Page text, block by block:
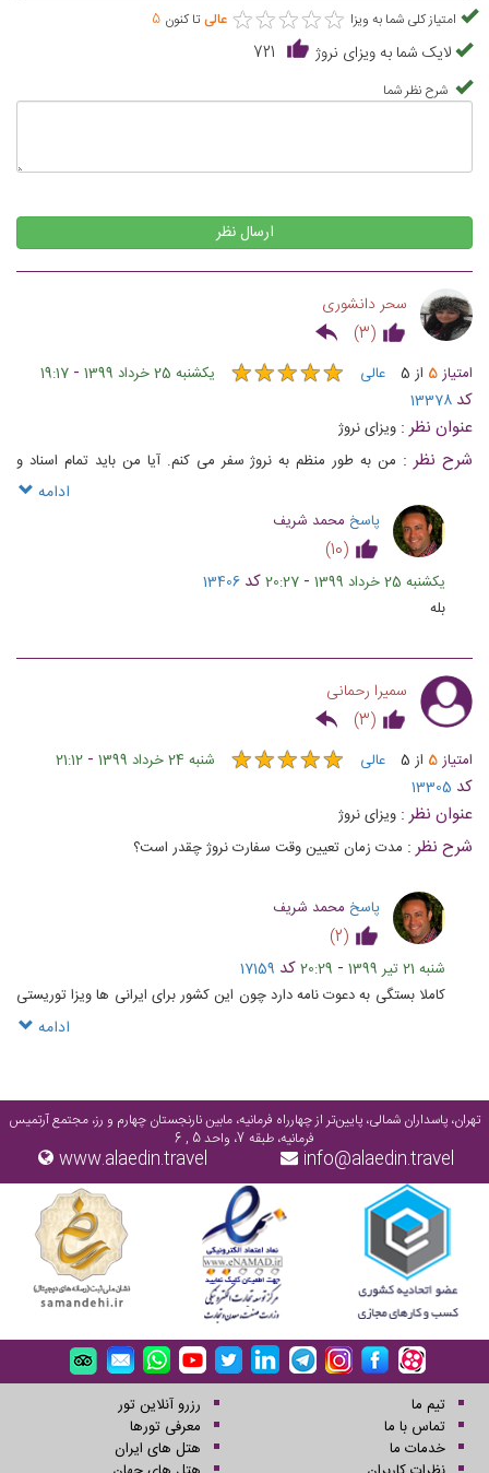
امتیاز کلی شما به ویزا ★★★★★
★★★★★ عالی تا کنون 5
لایک شما به ویزای نروژ 721
شرح نظر شما
ارسال نظر
سحر دانشوری
(
3
)
امتیاز5 از 5 عالی ★★★★★
★★★★★ یکشنبه 25 خرداد 1399 -
19:17
کد 13378
عنوان نظر : ویزای نروژ
شرح نظر : من به طور منظم به نروژ سفر می کنم. آیا من باید تمام اسناد و
ادامه
پاسخ محمد شریف
(
10
)
یکشنبه 25 خرداد 1399 -
20:27کد 13406
بله
سمیرا رحمانی
(
3
)
امتیاز5 از 5 عالی ★★★★★
★★★★★ شنبه 24 خرداد 1399 -
21:12
کد 13305
عنوان نظر : ویزای نروژ
شرح نظر : مدت زمان تعیین وقت سفارت نروژ چقدر است؟
پاسخ محمد شریف
(
2
)
شنبه 21 تیر 1399 -
20:29کد 17159
کاملا بستگی به دعوت نامه دارد چون این کشور برای ایرانی ها ویزا توریستی
ندارد و فقط ویزا با دعوت نامه امکان دارد و مدت ویزا طبق دعوت نامه خواهد
ادامه
تهران، پاسداران شمالی، پایین‌تر از چهارراه فرمانیه، مابین نارنجستان چهارم و رز، مجتمع آرتمیس
فرمانیه، طبقه 7، واحد 5 , 6
info@alaedin.travel
www.alaedin.travel
تیم ما
تماس با ما
خدمات ما
رزرو آنلاین تور
معرفی تورها
هتل های ایران